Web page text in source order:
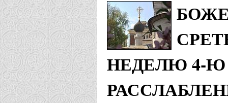
НЕДЕЛЮ 4-Ю